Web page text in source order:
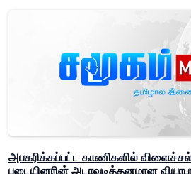
அபகரிக்கப்பட்ட காணிகளில்
படையினரின் அடாவடித்தனமான